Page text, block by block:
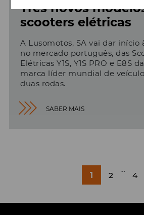
Três novos
scooters elétricas
A Lusomotos, SA vai dar início
no mercado português, das
Elétricas Y1S, Y1S PRO e E8S
marca líder mundial de
duas rodas.
SABER MAIS
DOS
1 2
…
4